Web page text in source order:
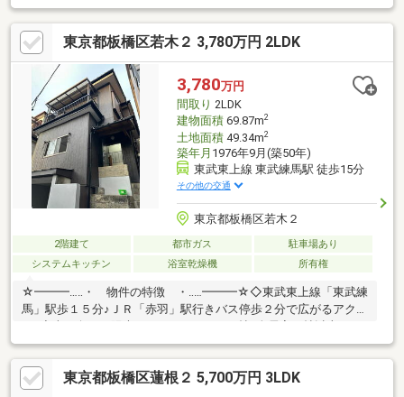
東京都板橋区若木２ 3,780万円 2LDK
3,780万円
間取り 2LDK
建物面積69.87m2
土地面積49.34m2
築年月 1976年9月(築50年)
東武東上線 東武練馬駅 徒歩15分
その他の交通
東京都板橋区若木２
2階建て 都市ガス
駐車場あり
システムキッチン
浴室乾燥機 所有権
☆━━━…‥・ 物件の特徴 ・‥…━━━☆◇東武東上線「東武練
馬」駅歩１５分♪ＪＲ「赤羽」駅行きバス停歩２分で広がるアクセ
とりある２ＬＤＫの間取り♪◇毎日を快適にする食洗機や、日々
の疲れを癒やすミストサウナなど最新の設備が満載♪◆屋根付き
駐車場完備で大切な愛車も安心♪☆━━━…‥・ ━☆━ ・
東京都板橋区蓮根２ 5,700万円 3LDK